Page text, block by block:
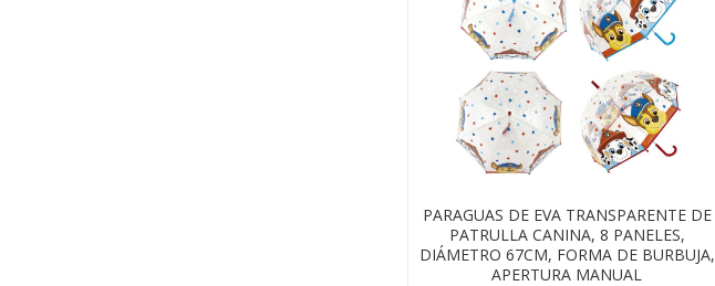
PARAGUAS DE EVA TRANSPARENTE DE
PATRULLA CANINA, 8 PANELES,
DIÁMETRO 67CM, FORMA DE BURBUJA,
APERTURA MANUAL